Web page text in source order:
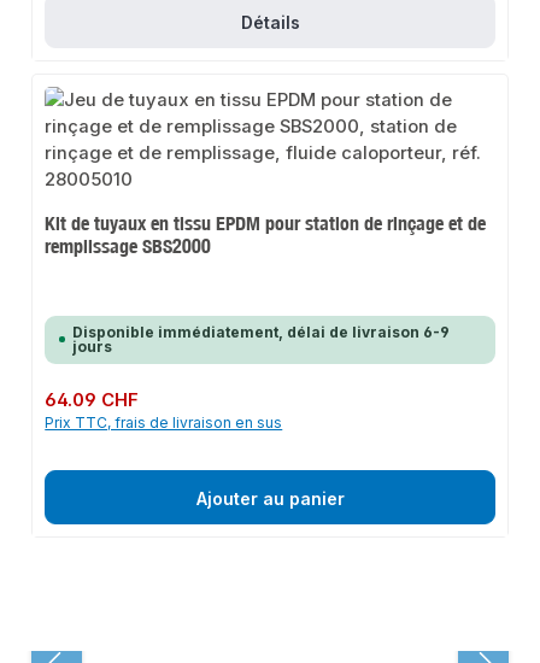
Détails
Kit de tuyaux en tissu EPDM pour station de rinçage et de
remplissage SBS2000
Disponible immédiatement, délai de livraison 6-9
jours
Prix régulier :
64.09 CHF
Prix TTC, frais de livraison en sus
Ajouter au panier